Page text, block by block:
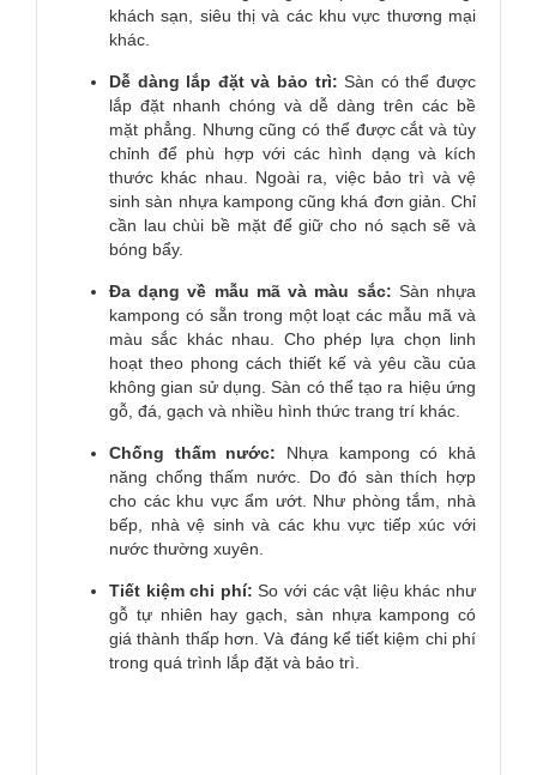
khách sạn, siêu thị và các khu vực thương mại
khác.
Dễ dàng lắp đặt và bảo trì: Sàn có thể được
lắp đặt nhanh chóng và dễ dàng trên các bề
mặt phẳng. Nhưng cũng có thể được cắt và tùy
chỉnh để phù hợp với các hình dạng và kích
thước khác nhau. Ngoài ra, việc bảo trì và vệ
sinh sàn nhựa kampong cũng khá đơn giản. Chỉ
cần lau chùi bề mặt để giữ cho nó sạch sẽ và
bóng bẩy.
Đa dạng về mẫu mã và màu sắc: Sàn nhựa
kampong có sẵn trong một loạt các mẫu mã và
màu sắc khác nhau. Cho phép lựa chọn linh
hoạt theo phong cách thiết kế và yêu cầu của
không gian sử dụng. Sàn có thể tạo ra hiệu ứng
gỗ, đá, gạch và nhiều hình thức trang trí khác.
Chống thấm nước: Nhựa kampong có khả
năng chống thấm nước. Do đó sàn thích hợp
cho các khu vực ẩm ướt. Như phòng tắm, nhà
bếp, nhà vệ sinh và các khu vực tiếp xúc với
nước thường xuyên.
Tiết kiệm chi phí: So với các vật liệu khác như
gỗ tự nhiên hay gạch, sàn nhựa kampong có
giá thành thấp hơn. Và đáng kể tiết kiệm chi phí
trong quá trình lắp đặt và bảo trì.